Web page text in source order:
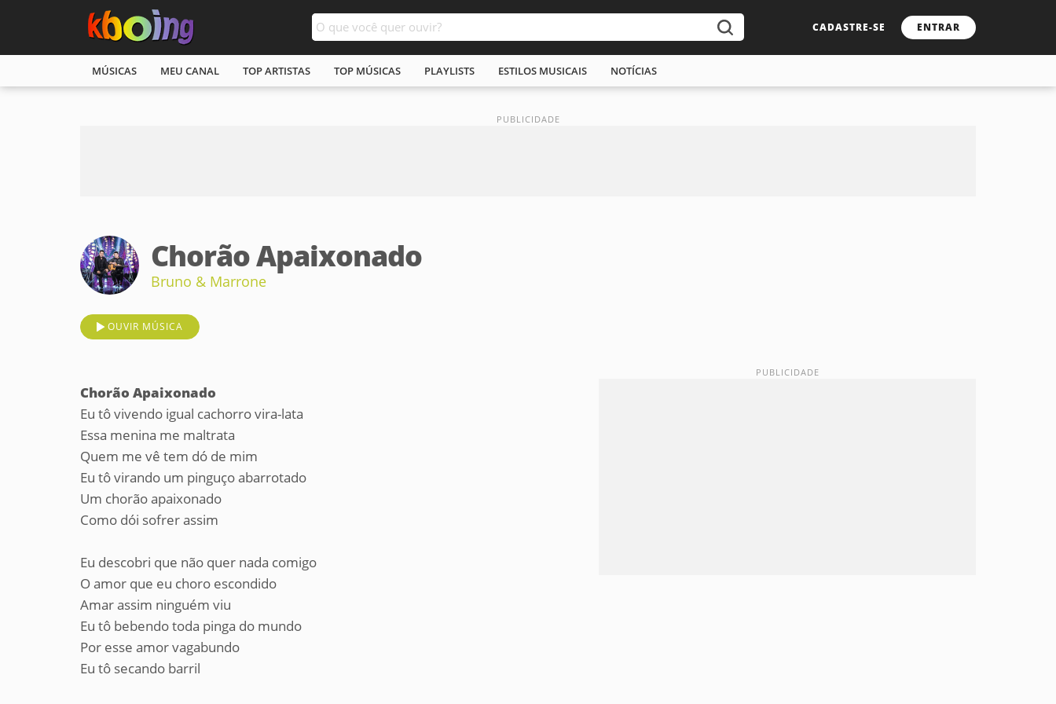
CADASTRE-SE ENTRAR
MÚSICAS MEU CANAL TOP ARTISTAS TOP MÚSICAS PLAYLISTS ESTILOS MUSICAIS NOTÍCIAS
Chorão Apaixonado
Bruno & Marrone
OUVIR MÚSICA
Chorão Apaixonado
Eu tô vivendo igual cachorro vira-lata
Essa menina me maltrata
Quem me vê tem dó de mim
Eu tô virando um pinguço abarrotado
Um chorão apaixonado
Como dói sofrer assim
Eu descobri que não quer nada comigo
O amor que eu choro escondido
Amar assim ninguém viu
Eu tô bebendo toda pinga do mundo
Por esse amor vagabundo
Eu tô secando barril